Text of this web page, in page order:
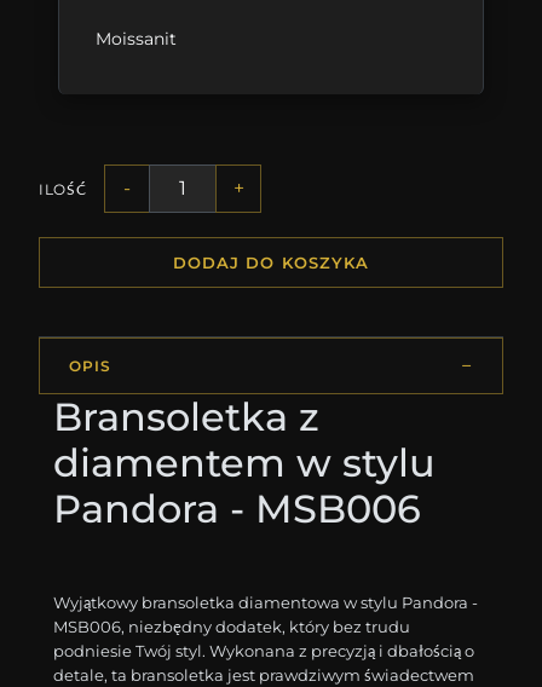
Moissanit
ILOŚĆ - +
DODAJ DO KOSZYKA
OPIS
Bransoletka z
diamentem w stylu
Pandora - MSB006
Wyjątkowy bransoletka diamentowa w stylu Pandora -
MSB006, niezbędny dodatek, który bez trudu
podniesie Twój styl. Wykonana z precyzją i dbałością o
detale, ta bransoletka jest prawdziwym świadectwem